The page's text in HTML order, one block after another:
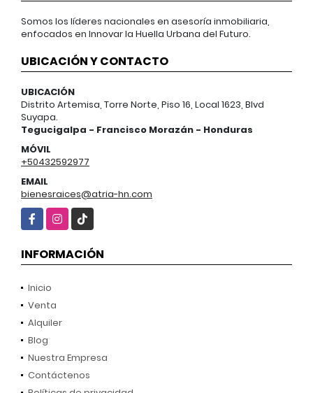
Somos los líderes nacionales en asesoría inmobiliaria,
enfocados en Innovar la Huella Urbana del Futuro.
UBICACIÓN Y CONTACTO
UBICACIÓN
Distrito Artemisa, Torre Norte, Piso 16, Local 1623, Blvd
Suyapa.
Tegucigalpa - Francisco Morazán - Honduras
MÓVIL
+50432592977
EMAIL
bienesraices@atria-hn.com
FacebookInstagram
TikTok
INFORMACIÓN
Inicio
Venta
Alquiler
Blog
Nuestra Empresa
Contáctenos